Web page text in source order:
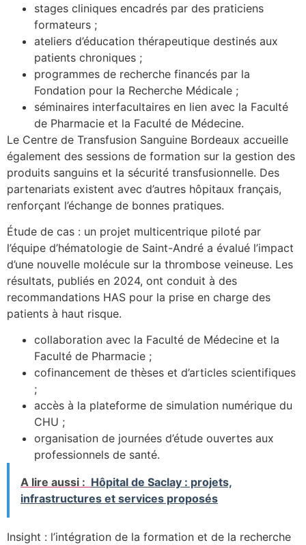
stages cliniques encadrés par des praticiens
formateurs ;
ateliers d’éducation thérapeutique destinés aux
patients chroniques ;
programmes de recherche financés par la
Fondation pour la Recherche Médicale ;
séminaires interfacultaires en lien avec la Faculté
de Pharmacie et la Faculté de Médecine.
Le Centre de Transfusion Sanguine Bordeaux accueille
également des sessions de formation sur la gestion des
produits sanguins et la sécurité transfusionnelle. Des
partenariats existent avec d’autres hôpitaux français,
renforçant l’échange de bonnes pratiques.
Étude de cas : un projet multicentrique piloté par
l’équipe d’hématologie de Saint-André a évalué l’impact
d’une nouvelle molécule sur la thrombose veineuse. Les
résultats, publiés en 2024, ont conduit à des
recommandations HAS pour la prise en charge des
patients à haut risque.
collaboration avec la Faculté de Médecine et la
Faculté de Pharmacie ;
cofinancement de thèses et d’articles scientifiques
;
accès à la plateforme de simulation numérique du
CHU ;
organisation de journées d’étude ouvertes aux
professionnels de santé.
A lire aussi : Hôpital de Saclay : projets,
infrastructures et services proposés
Insight : l’intégration de la formation et de la recherche